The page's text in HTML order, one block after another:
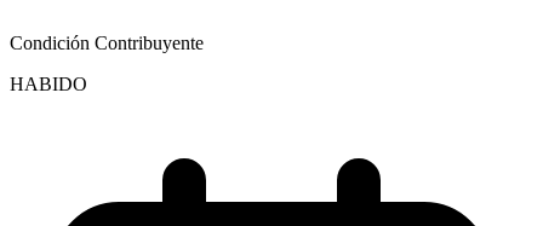
Condición Contribuyente
HABIDO